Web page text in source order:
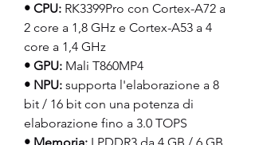
• CPU: RK3399Pro con Cortex-A72 a
2 core a 1,8 GHz e Cortex-A53 a 4
core a 1,4 GHz
• GPU: Mali T860MP4
• NPU: supporta l'elaborazione a 8
bit / 16 bit con una potenza di
elaborazione fino a 3.0 TOPS